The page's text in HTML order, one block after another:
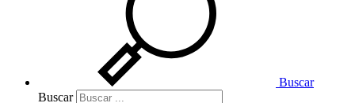
Buscar
Buscar